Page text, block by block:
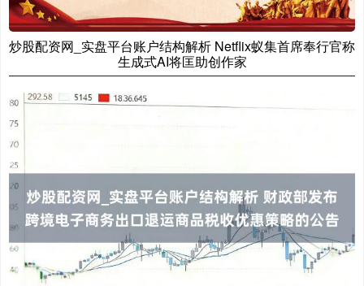
创业板指 3484.87
基金指数 7228.30 -3.13 -0.04%
炒股配资网_实盘平台账户结构解析 Netflix蚁集首席奉行官称
生成式AI将匡助创作家